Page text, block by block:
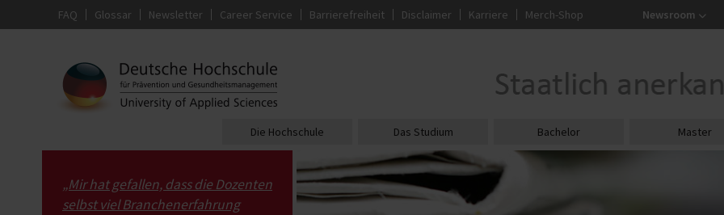
FAQ Glossar Newsletter Career Service Barrierefreiheit Disclaimer Karriere Merch-Shop Newsroom
Die Hochschule Das Studium Bachelor Master
„Mir hat gefallen, dass die Dozenten
selbst viel Branchenerfahrung